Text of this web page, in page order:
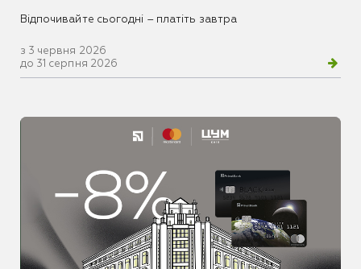
Відпочивайте сьогодні – платіть завтра
з 3 червня 2026
до 31 серпня 2026